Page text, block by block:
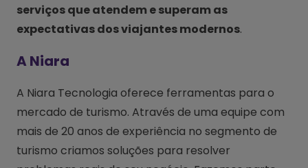
serviços que atendem e superam as
expectativas dos viajantes modernos.
A Niara
A Niara Tecnologia oferece ferramentas para o
mercado de turismo. Através de uma equipe com
mais de 20 anos de experiência no segmento de
turismo criamos soluções para resolver